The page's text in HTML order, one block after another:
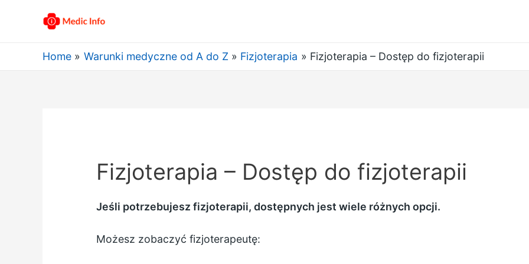
Home Warunki medyczne od A do Z Fizjoterapia Fizjoterapia – Dostęp do fizjoterapii
Fizjoterapia – Dostęp do fizjoterapii
Jeśli potrzebujesz fizjoterapii, dostępnych jest wiele różnych opcji.
Możesz zobaczyć fizjoterapeutę: